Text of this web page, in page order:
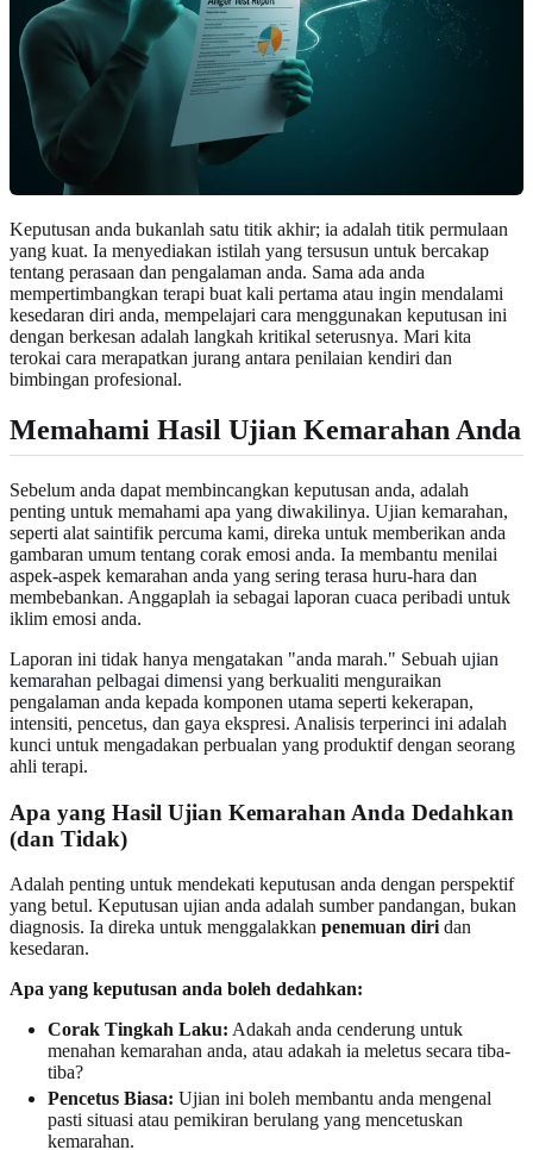
Keputusan anda bukanlah satu titik akhir; ia adalah titik permulaan
yang kuat. Ia menyediakan istilah yang tersusun untuk bercakap
tentang perasaan dan pengalaman anda. Sama ada anda
mempertimbangkan terapi buat kali pertama atau ingin mendalami
kesedaran diri anda, mempelajari cara menggunakan keputusan ini
dengan berkesan adalah langkah kritikal seterusnya. Mari kita
terokai cara merapatkan jurang antara penilaian kendiri dan
bimbingan profesional.
Memahami Hasil Ujian Kemarahan Anda
Sebelum anda dapat membincangkan keputusan anda, adalah
penting untuk memahami apa yang diwakilinya. Ujian kemarahan,
seperti alat saintifik percuma kami, direka untuk memberikan anda
gambaran umum tentang corak emosi anda. Ia membantu menilai
aspek-aspek kemarahan anda yang sering terasa huru-hara dan
membebankan. Anggaplah ia sebagai laporan cuaca peribadi untuk
iklim emosi anda.
Laporan ini tidak hanya mengatakan "anda marah." Sebuah ujian
kemarahan pelbagai dimensi yang berkualiti menguraikan
pengalaman anda kepada komponen utama seperti kekerapan,
intensiti, pencetus, dan gaya ekspresi. Analisis terperinci ini adalah
kunci untuk mengadakan perbualan yang produktif dengan seorang
ahli terapi.
Apa yang Hasil Ujian Kemarahan Anda Dedahkan
(dan Tidak)
Adalah penting untuk mendekati keputusan anda dengan perspektif
yang betul. Keputusan ujian anda adalah sumber pandangan, bukan
diagnosis. Ia direka untuk menggalakkan penemuan diridan
kesedaran.
Apa yang keputusan anda boleh dedahkan:
Corak Tingkah Laku: Adakah anda cenderung untuk
menahan kemarahan anda, atau adakah ia meletus secara tiba-
tiba?
Pencetus Biasa: Ujian ini boleh membantu anda mengenal
pasti situasi atau pemikiran berulang yang mencetuskan
kemarahan.